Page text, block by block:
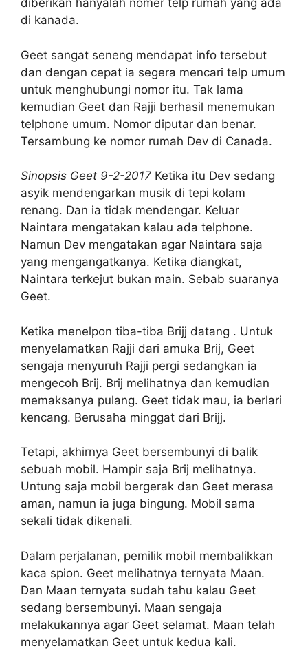
diberikan hanyalah nomer telp rumah yang ada
di kanada.
Geet sangat seneng mendapat info tersebut
dan dengan cepat ia segera mencari telp umum
untuk menghubungi nomor itu. Tak lama
kemudian Geet dan Rajji berhasil menemukan
telphone umum. Nomor diputar dan benar.
Tersambung ke nomor rumah Dev di Canada.
Sinopsis Geet 9-2-2017 Ketika itu Dev sedang
asyik mendengarkan musik di tepi kolam
renang. Dan ia tidak mendengar. Keluar
Naintara mengatakan kalau ada telphone.
Namun Dev mengatakan agar Naintara saja
yang mengangatkanya. Ketika diangkat,
Naintara terkejut bukan main. Sebab suaranya
Geet.
Ketika menelpon tiba-tiba Brijj datang . Untuk
menyelamatkan Rajji dari amuka Brij, Geet
sengaja menyuruh Rajji pergi sedangkan ia
mengecoh Brij. Brij melihatnya dan kemudian
memaksanya pulang. Geet tidak mau, ia berlari
kencang. Berusaha minggat dari Brijj.
Tetapi, akhirnya Geet bersembunyi di balik
sebuah mobil. Hampir saja Brij melihatnya.
Untung saja mobil bergerak dan Geet merasa
aman, namun ia juga bingung. Mobil sama
sekali tidak dikenali.
Dalam perjalanan, pemilik mobil membalikkan
kaca spion. Geet melihatnya ternyata Maan.
Dan Maan ternyata sudah tahu kalau Geet
sedang bersembunyi. Maan sengaja
melakukannya agar Geet selamat. Maan telah
menyelamatkan Geet untuk kedua kali.